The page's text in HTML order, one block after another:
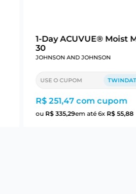
1-Day ACUVUE® Moist
30
JOHNSON AND JOHNSON
USE O CUPOM
R$ 251,47 com cupom
ou R$ 335,29em até6x R$ 55,88